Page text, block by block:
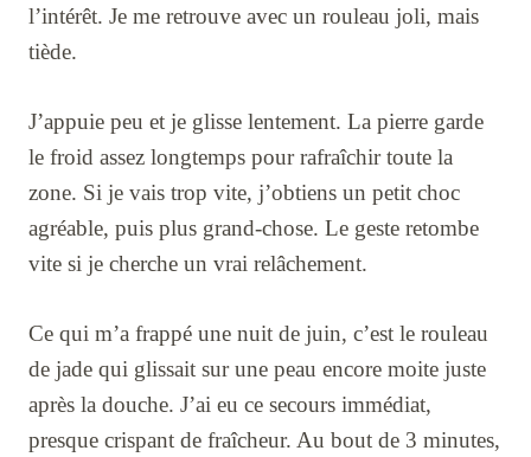
l’intérêt. Je me retrouve avec un rouleau joli, mais
tiède.
J’appuie peu et je glisse lentement. La pierre garde
le froid assez longtemps pour rafraîchir toute la
zone. Si je vais trop vite, j’obtiens un petit choc
agréable, puis plus grand-chose. Le geste retombe
vite si je cherche un vrai relâchement.
Ce qui m’a frappé une nuit de juin, c’est le rouleau
de jade qui glissait sur une peau encore moite juste
après la douche. J’ai eu ce secours immédiat,
presque crispant de fraîcheur. Au bout de 3 minutes,